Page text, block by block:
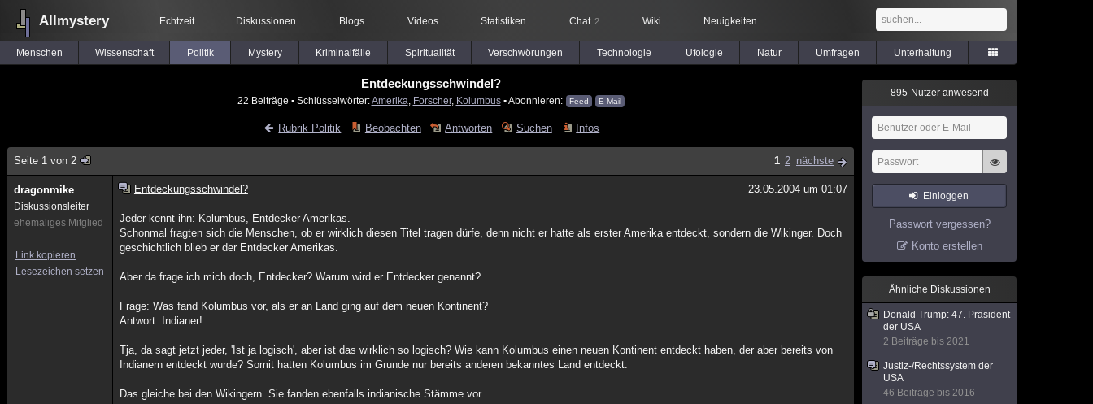
Allmystery Echtzeit Diskussionen Blogs Videos Statistiken Chat 2 Wiki Neuigkeiten
Menschen Wissenschaft Politik Mystery Kriminalfälle Spiritualität Verschwörungen Technologie Ufologie Natur Umfragen Unterhaltung
Entdeckungsschwindel?
22 Beiträge ▪ Schlüsselwörter:Amerika Forscher, Kolumbus▪ Abonnieren: Feed E-Mail
Rubrik Politik Beobachten Antworten Suchen Infos
Seite 1 von 2 1 2 nächste
dragonmike
Diskussionsleiter
ehemaliges Mitglied
Link kopieren
Lesezeichen setzen
Entdeckungsschwindel? 23.05.2004 um 01:07
Jeder kennt ihn: Kolumbus, Entdecker Amerikas.
Schonmal fragten sich die Menschen, ob er wirklich diesen Titel tragen dürfe, denn nicht er hatte als erster Amerika entdeckt, sondern die Wikinger. Doch
geschichtlich blieb er der Entdecker Amerikas.
Aber da frage ich mich doch, Entdecker? Warum wird er Entdecker genannt?
Frage: Was fand Kolumbus vor, als er an Land ging auf dem neuen Kontinent?
Antwort: Indianer!
Tja, da sagt jetzt jeder, 'Ist ja logisch', aber ist das wirklich so logisch? Wie kann Kolumbus einen neuen Kontinent entdeckt haben, der aber bereits von
Indianern entdeckt wurde? Somit hatten Kolumbus im Grunde nur bereits anderen bekanntes Land entdeckt.
Das gleiche bei den Wikingern. Sie fanden ebenfalls indianische Stämme vor.
895 Nutzer anwesend
Einloggen
Passwort vergessen?
Konto erstellen
Ähnliche Diskussionen
Donald Trump: 47. Präsident
der USA
2 Beiträge bis 2021
Justiz-/Rechtssystem der
USA
46 Beiträge bis 2016